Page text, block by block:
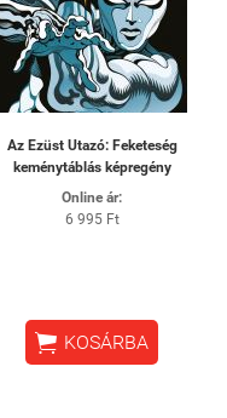
Az Ezüst Utazó: Feketeség
keménytáblás képregény
Online ár:
6 995 Ft
 KOSÁRBA